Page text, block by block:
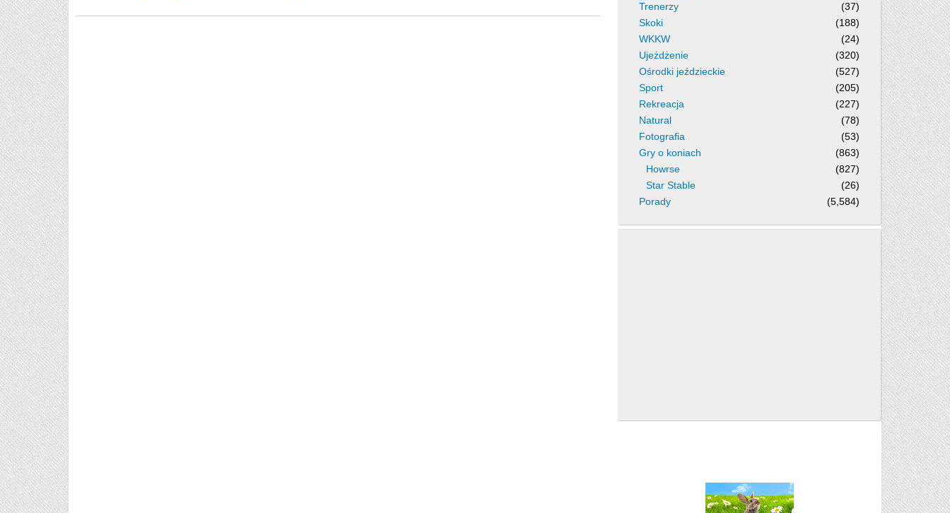
Trenerzy
(37)
Skoki
(188)
WKKW
(24)
Ujeżdżenie
(320)
Ośrodki jeździeckie
(527)
Sport
(205)
Rekreacja
(227)
Natural
(78)
Fotografia
(53)
Gry o koniach
(863)
Howrse
(827)
Star Stable
(26)
Porady
(5,584)